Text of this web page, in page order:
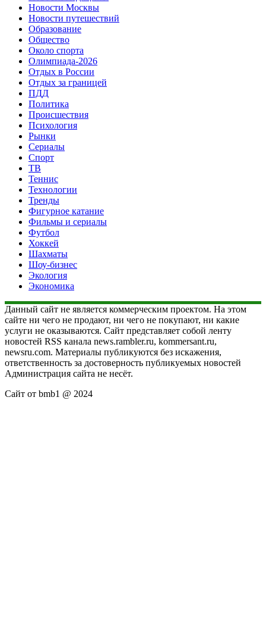
Новости Москвы
Новости путешествий
Образование
Общество
Около спорта
Олимпиада-2026
Отдых в России
Отдых за границей
ПДД
Политика
Происшествия
Психология
Рынки
Сериалы
Спорт
ТВ
Теннис
Технологии
Тренды
Фигурное катание
Фильмы и сериалы
Футбол
Хоккей
Шахматы
Шоу-бизнес
Экология
Экономика
Данный сайт не является коммерческим проектом. На этом
сайте ни чего не продают, ни чего не покупают, ни какие
услуги не оказываются. Сайт представляет собой ленту
новостей RSS канала news.rambler.ru, kommersant.ru,
newsru.com. Материалы публикуются без искажения,
ответственность за достоверность публикуемых новостей
Администрация сайта не несёт.
Сайт от bmb1 @ 2024